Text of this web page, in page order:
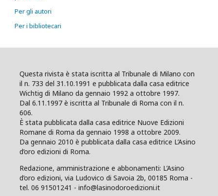
Per gli autori
Per i bibliotecari
Questa rivista è stata iscritta al Tribunale di Milano con
il n. 733 del 31.10.1991 e pubblicata dalla casa editrice
Wichtig di Milano da gennaio 1992 a ottobre 1997.
Dal 6.11.1997 è iscritta al Tribunale di Roma con il n.
606.
È stata pubblicata dalla casa editrice Nuove Edizioni
Romane di Roma da gennaio 1998 a ottobre 2009.
Da gennaio 2010 è pubblicata dalla casa editrice L’Asino
d’oro edizioni di Roma.
Redazione, amministrazione e abbonamenti: L’Asino
d’oro edizioni, via Ludovico di Savoia 2b, 00185 Roma -
tel. 06 91501241 - info@lasinodoroedizioni.it